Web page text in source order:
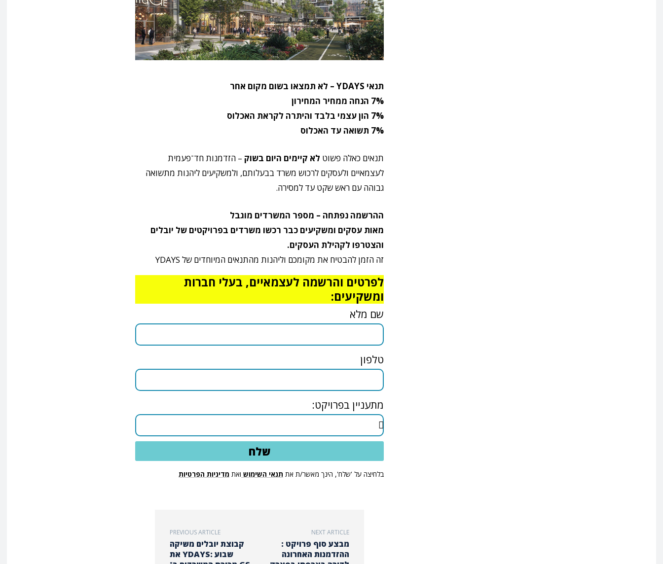
תנאי YDAYS – לא תמצאו בשום מקום אחר
7% הנחה ממחיר המחירון
7% הון עצמי בלבד והיתרה לקראת האכלוס
7% תשואה עד האכלוס
תנאים כאלה פשוט לא קיימים היום בשוק – הזדמנות חד־פעמית
לעצמאיים ולעסקים לרכוש משרד בבעלותם, ולמשקיעים ליהנות מתשואה
גבוהה עם ראש שקט עד למסירה.
ההרשמה נפתחה – מספר המשרדים מוגבל
מאות עסקים ומשקיעים כבר רכשו משרדים בפרויקטים של יובלים
והצטרפו לקהילת העסקים.
זה הזמן להבטיח את מקומכם וליהנות מהתנאים המיוחדים של YDAYS
לפרטים והרשמה לעצמאיים, בעלי חברות
ומשקיעים:
שם מלא
טלפון
מתעניין בפרויקט:
שלח
בלחיצה על 'שלח', הינך מאשר/ת את תנאי השימוש ואת מדיניות הפרטיות
PREVIOUS ARTICLE
קבוצת יובלים משיקה
את YDAYS: שבוע
NEXT ARTICLE
מבצע סוף פרויקט :
ההזדמנות האחרונה